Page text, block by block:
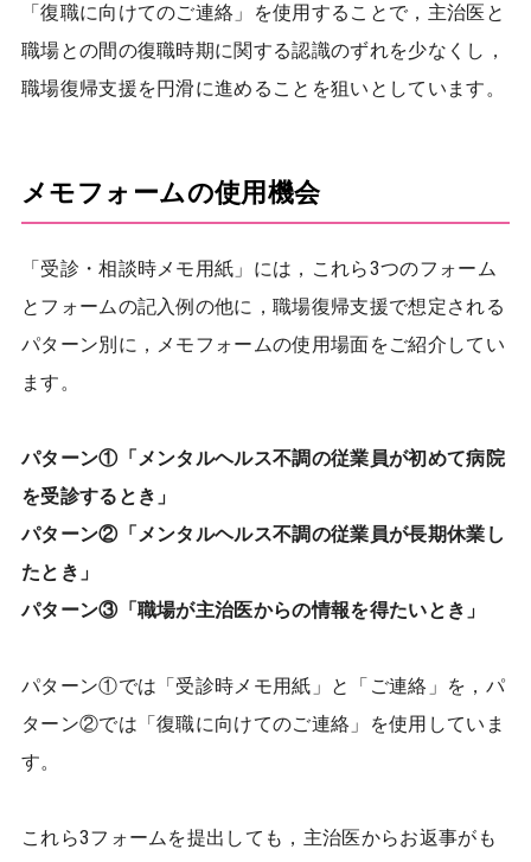
「復職に向けてのご連絡」を使用することで，主治医と
職場との間の復職時期に関する認識のずれを少なくし，
職場復帰支援を円滑に進めることを狙いとしています。
メモフォームの使用機会
「受診・相談時メモ用紙」には，これら3つのフォーム
とフォームの記入例の他に，職場復帰支援で想定される
パターン別に，メモフォームの使用場面をご紹介してい
ます。
パターン①「メンタルヘルス不調の従業員が初めて病院
を受診するとき」
パターン②「メンタルヘルス不調の従業員が長期休業し
たとき」
パターン③「職場が主治医からの情報を得たいとき」
パターン①では「受診時メモ用紙」と「ご連絡」を，パ
ターン②では「復職に向けてのご連絡」を使用していま
す。
これら3フォームを提出しても，主治医からお返事がも